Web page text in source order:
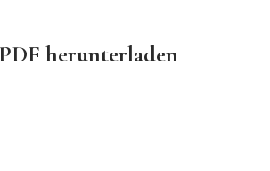
herunterladen